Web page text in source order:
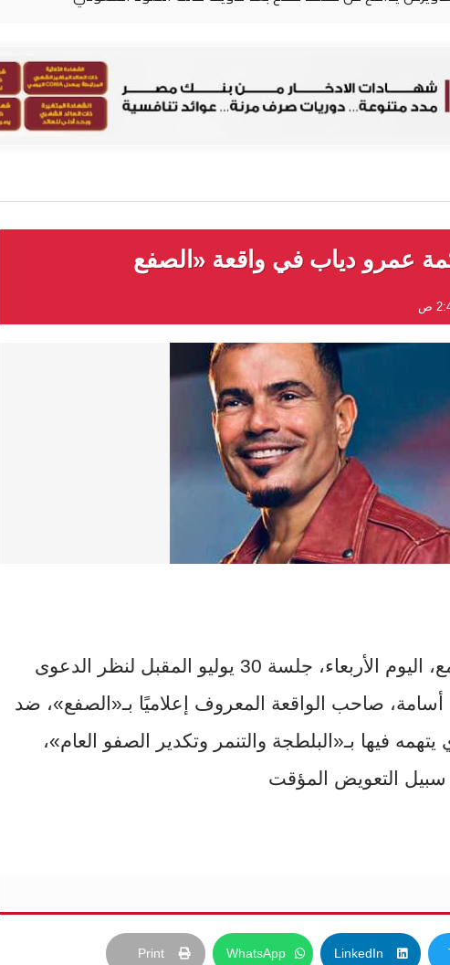
عمرو دياب في واقعة «الصفع
ص
حددت محكمة جنح التجمع، اليوم الأربعاء، جلسة 30 يوليو المقبل لنظر الدعوى
صاحب الواقعة المعروف إعلاميًا بـ«الصفع»، ضد
فيها بـ«البلطجة والتنمر وتكدير الصفو العام»،
سبيل التعويض المؤقت
LinkedIn
WhatsApp
Print